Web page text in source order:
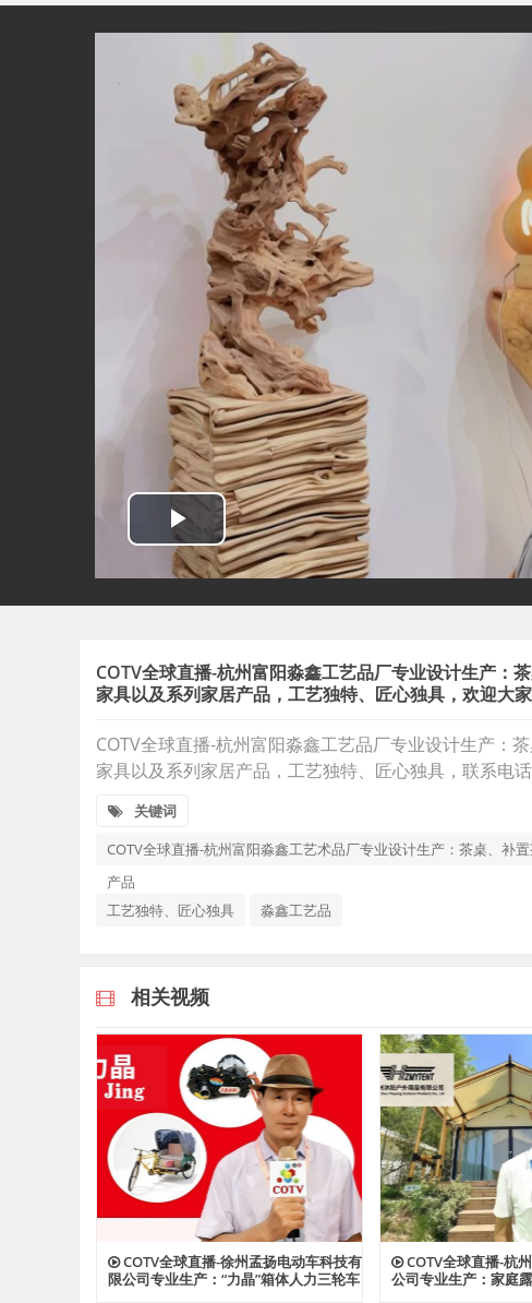
COTV全球直播-杭州富阳淼鑫工艺品厂专业设计生产：
家具以及系列家居产品，工艺独特、匠心独具，欢迎大家
COTV全球直播-杭州富阳淼鑫工艺品厂专业设计生产：
家具以及系列家居产品，工艺独特、匠心独具，联系电
关键词
COTV全球直播-杭州富阳淼鑫工艺术品厂专业设计生产：茶桌、补
产品
工艺独特、匠心独具
淼鑫工艺品
相关视频
COTV全球直播-徐州孟扬电动车科技有
限公司专业生产：“力晶”箱体人力三轮车
COTV全球直播-杭
公司专业生产：家庭